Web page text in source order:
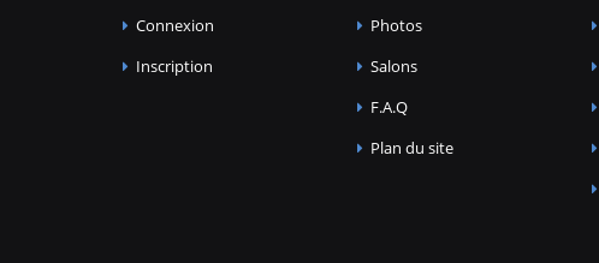
Connexion
Inscription
Photos
Salons
F.A.Q
Plan du site